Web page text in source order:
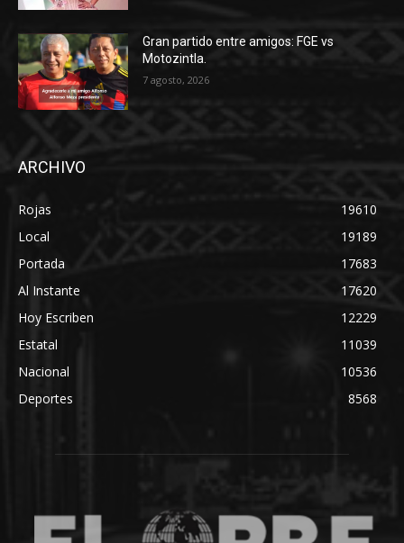
Gran partido entre amigos: FGE vs
Motozintla.
7 agosto, 2026
ARCHIVO
Rojas
19610
Local
19189
Portada
17683
Al Instante
17620
Hoy Escriben
12229
Estatal
11039
Nacional
10536
Deportes
8568